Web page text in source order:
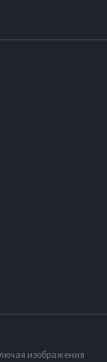
изображения